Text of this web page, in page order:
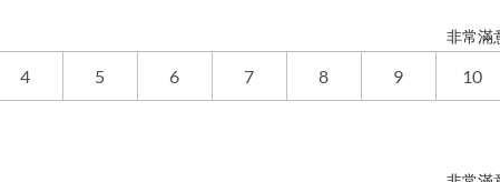
非常滿
4 5 6 7 8 9 10